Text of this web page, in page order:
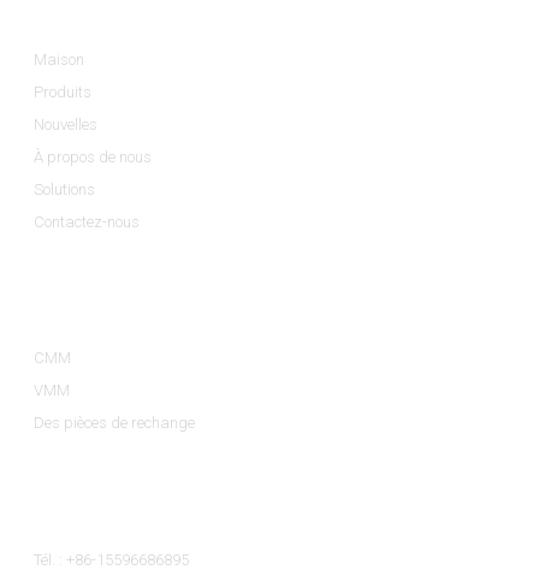
Maison
Produits
Nouvelles
À propos de nous
Solutions
Contactez-nous
CMM
VMM
Des pièces de rechange
Tél. : +86-15596686895